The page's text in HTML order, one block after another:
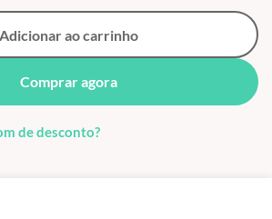
Adicionar ao carrinho
Comprar agora
de desconto?